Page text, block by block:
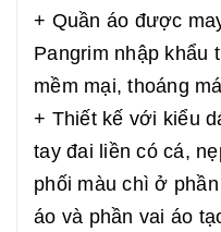
+ Quần áo được
Pangrim nhập khẩu
mềm mại, thoáng
+ Thiết kế với kiểu
tay đai liền có cá,
phối màu chì ở
áo và phần vai áo